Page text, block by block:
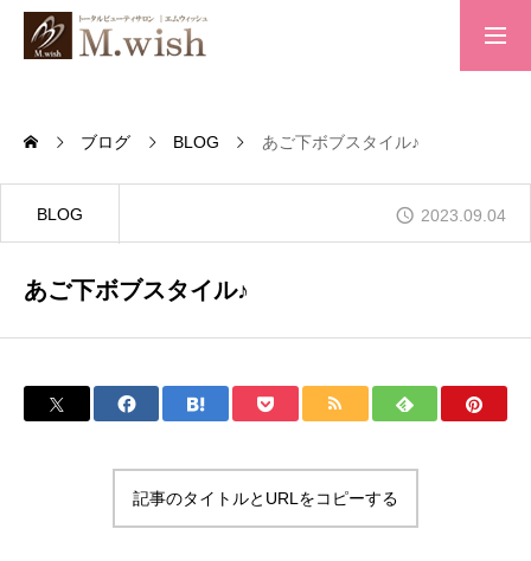
求人案内
会社概要
お問い合わせ
プライバシーポリシー
ブログ BLOG あご下ボブスタイル♪
BLOG 2023.09.04
あご下ボブスタイル♪
記事のタイトルとURLをコピーする